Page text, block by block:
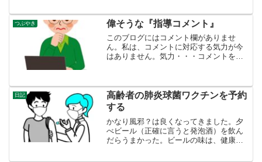
た。先月は、２辛で食べたけど無茶苦茶
辛かった。おかしいな、１０年...
つぶやき 偉そうな『指導コメント』
このブログにはコメント欄がありませ
ん。私は、コメントに対応する気力が今
はありません。気力・・・コメントを送
不快な気持ちになります。とい...
日記
高齢者の肺炎球菌ワクチンを予約
する
かなり風邪？は良くなってきました。夕
べビール（正確に言うと発泡酒）を飲ん
だらうまかった。ビールの味は、健康の